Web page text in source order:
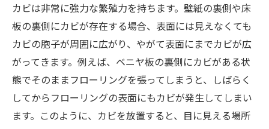
カビは非常に強力な繁殖力を持ちます。壁紙の裏側や床
板の裏側にカビが存在する場合、表面には見えなくても
カビの胞子が周囲に広がり、やがて表面にまでカビが広
がってきます。例えば、ベニヤ板の裏側にカビがある状
態でそのままフローリングを張ってしまうと、しばらく
してからフローリングの表面にもカビが発生してしまい
ます。このように、カビを放置すると、目に見える場所